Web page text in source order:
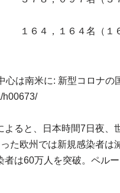
６４，１６４名（１６
は南米に: 新型コロナの
h00673/
ると、日本時間7日夜
た欧州では新規感染者
は60万人を突破。ペル